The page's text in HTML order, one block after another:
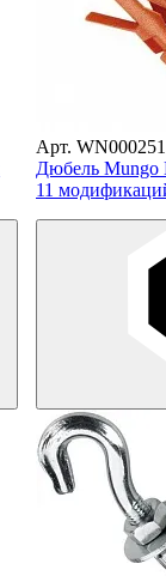
Арт.
Дюбель Mungo
11